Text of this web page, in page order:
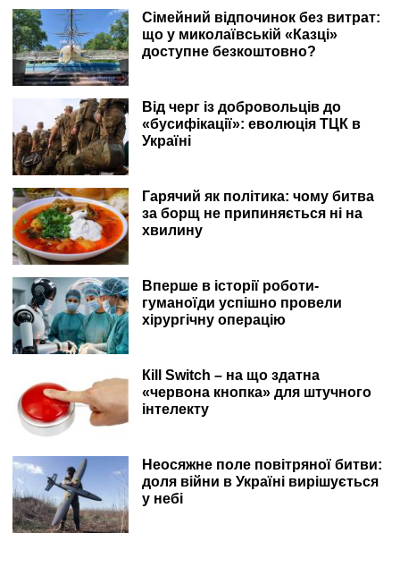
Сімейний відпочинок без витрат:
що у миколаївській «Казці»
доступне безкоштовно?
Від черг із добровольців до
«бусифікації»: еволюція ТЦК в
Україні
Гарячий як політика: чому битва
за борщ не припиняється ні на
хвилину
Вперше в історії роботи-
гуманоїди успішно провели
хірургічну операцію
Кill Switch – на що здатна
«червона кнопка» для штучного
інтелекту
Неосяжне поле повітряної битви:
доля війни в Україні вирішується
у небі